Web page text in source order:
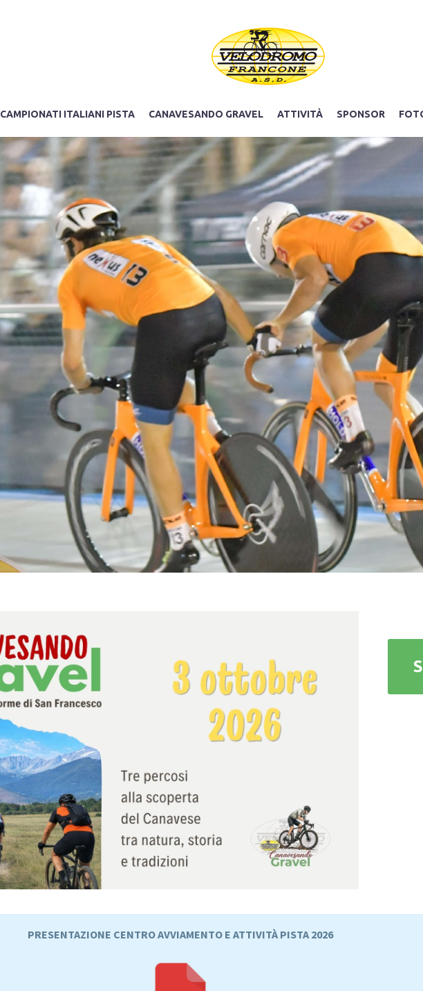
CAMPIONATI ITALIANI PISTA CANAVESANDO GRAVEL ATTIVITÀ SPONSOR
PRESENTAZIONE CENTRO AVVIAMENTO E ATTIVITÀ PISTA 2026